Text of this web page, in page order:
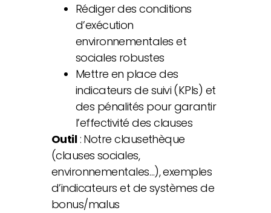
Rédiger des conditions
d’exécution
environnementales et
sociales robustes
Mettre en place des
indicateurs de suivi (KPIs) et
des pénalités pour garantir
l’effectivité des clauses
Outil: Notre clausethèque
(clauses sociales,
environnementales…), exemples
d’indicateurs et de systèmes de
bonus/malus